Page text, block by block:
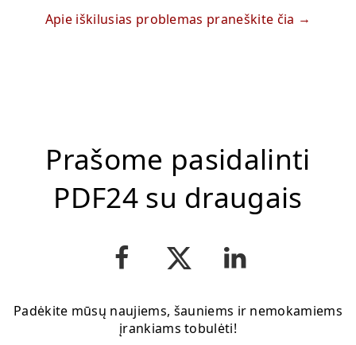
Apie iškilusias problemas praneškite čia
Prašome pasidalinti
PDF24 su draugais
Padėkite mūsų naujiems, šauniems ir nemokamiems
įrankiams tobulėti!